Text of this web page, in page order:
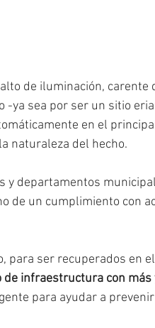
de iluminación, carente
-ya sea por ser un sitio
en el
naturaleza del hecho.
y departamentos
de un cumplimiento con
para ser recuperados en
de infraestructura con más
para ayudar a